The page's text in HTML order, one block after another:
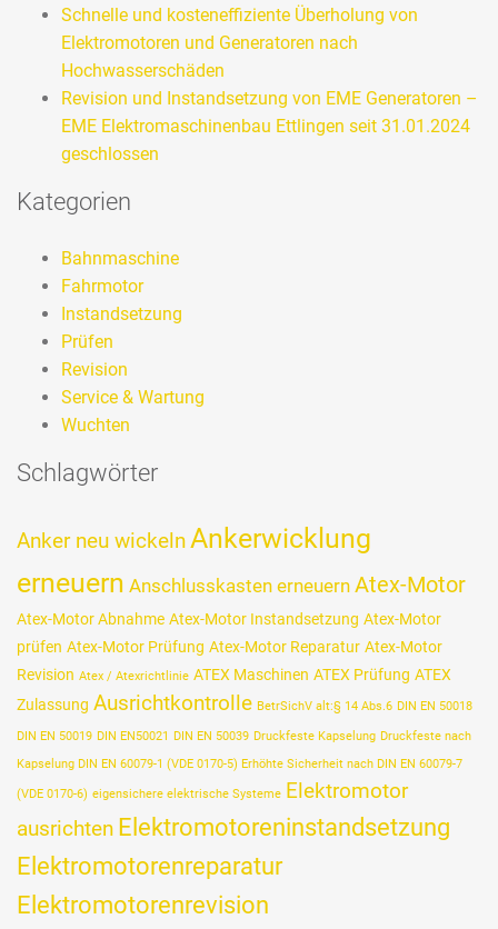
Schnelle und kosteneffiziente Überholung von
Elektromotoren und Generatoren nach
Hochwasserschäden
Revision und Instandsetzung von EME Generatoren –
EME Elektromaschinenbau Ettlingen seit 31.01.2024
geschlossen
Kategorien
Bahnmaschine
Fahrmotor
Instandsetzung
Prüfen
Revision
Service & Wartung
Wuchten
Schlagwörter
Anker neu wickelnAnkerwicklung
erneuern Anschlusskasten erneuern Atex-Motor
Atex-Motor Abnahme Atex-Motor Instandsetzung Atex-Motor
prüfen Atex-Motor Prüfung Atex-Motor Reparatur Atex-Motor
Revision Atex / Atexrichtlinie ATEX Maschinen ATEX Prüfung ATEX
Zulassung Ausrichtkontrolle BetrSichV alt:§ 14 Abs.6 DIN EN 50018
DIN EN 50019 DIN EN50021 DIN EN 50039 Druckfeste Kapselung Druckfeste nach
Kapselung DIN EN 60079-1 (VDE 0170-5) Erhöhte Sicherheit nach DIN EN 60079-7
(VDE 0170-6) eigensichere elektrische Systeme Elektromotor
ausrichten Elektromotoreninstandsetzung
Elektromotorenreparatur
Elektromotorenrevision